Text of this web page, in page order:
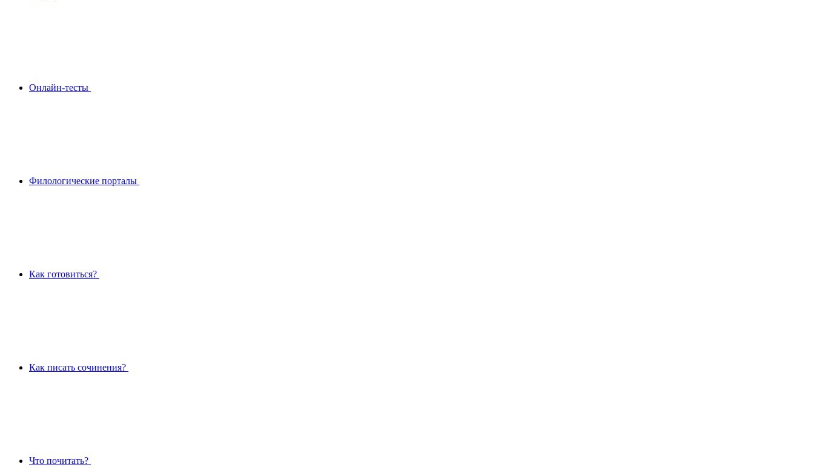
Онлайн-тесты
Филологические порталы
Как готовиться?
Как писать сочинения?
Что почитать?